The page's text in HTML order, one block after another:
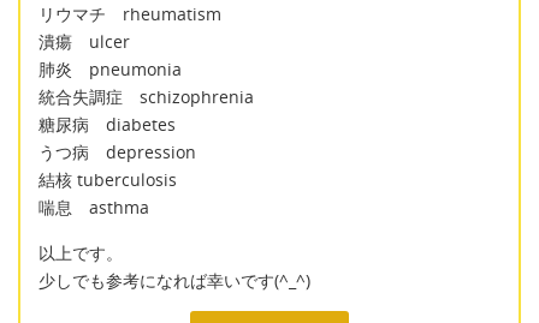
リウマチ rheumatism
潰瘍 ulcer
肺炎 pneumonia
統合失調症 schizophrenia
糖尿病 diabetes
うつ病 depression
結核 tuberculosis
喘息 asthma
以上です。
少しでも参考になれば幸いです(^_^)